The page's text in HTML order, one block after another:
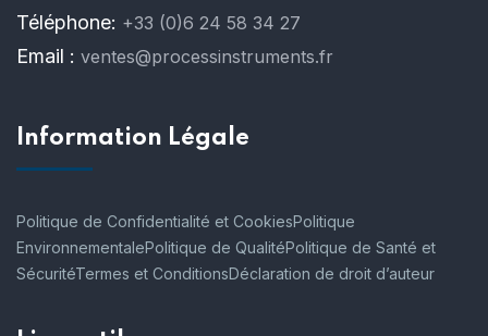
Téléphone: +33 (0)6 24 58 34 27
Email : ventes@processinstruments.fr
Information Légale
Politique de Confidentialité et CookiesPolitique
EnvironnementalePolitique de QualitéPolitique de Santé et
SécuritéTermes et ConditionsDéclaration de droit d’auteur